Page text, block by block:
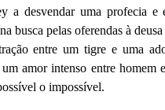
a desvendar uma profecia e
busca pelas oferendas à
entre um tigre e uma
amor intenso entre homem
o impossível.